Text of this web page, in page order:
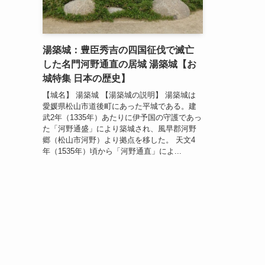
湯築城：豊臣秀吉の四国征伐で滅亡
した名門河野通直の居城 湯築城【お
城特集 日本の歴史】
【城名】 湯築城 【湯築城の説明】 湯築城は
愛媛県松山市道後町にあった平城である。建
武2年（1335年）あたりに伊予国の守護であっ
た「河野通盛」により築城され、風早郡河野
郷（松山市河野）より拠点を移した。 天文4
年（1535年）頃から「河野通直」によ...